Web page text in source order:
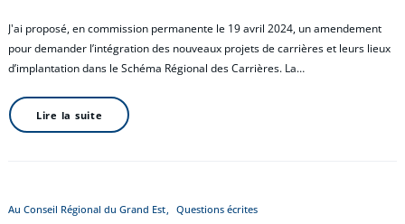
J'ai proposé, en commission permanente le 19 avril 2024, un amendement
pour demander l’intégration des nouveaux projets de carrières et leurs lieux
d’implantation dans le Schéma Régional des Carrières. La…
Lire la suite
Au Conseil Régional du Grand Est Questions écrites